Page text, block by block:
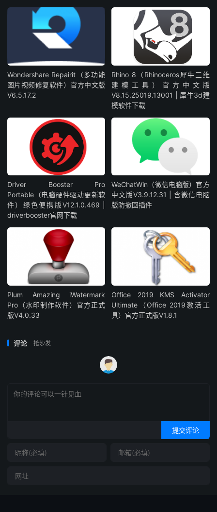
Wondershare Repairit（多功能
图片视频修复软件）官方中文版
V6.5.17.2
Rhino 8（Rhinoceros犀牛三维
建模工具）官方中文版
V8.15.25019.13001 | 犀牛3d建
模软件下载
Driver Booster Pro
Portable（电脑硬件驱动更新软
件）绿色便携版V12.1.0.469 |
driverbooster官网下载
WeChatWin（微信电脑版）官方
中文版V3.9.12.31 | 含微信电脑
版防撤回插件
Plum Amazing iWatermark
Pro（水印制作软件）官方正式
版V4.0.33
Office 2019 KMS Activator
Ultimate（Office 2019激活工
具）官方正式版V1.8.1
评论 抢沙发
提交评论